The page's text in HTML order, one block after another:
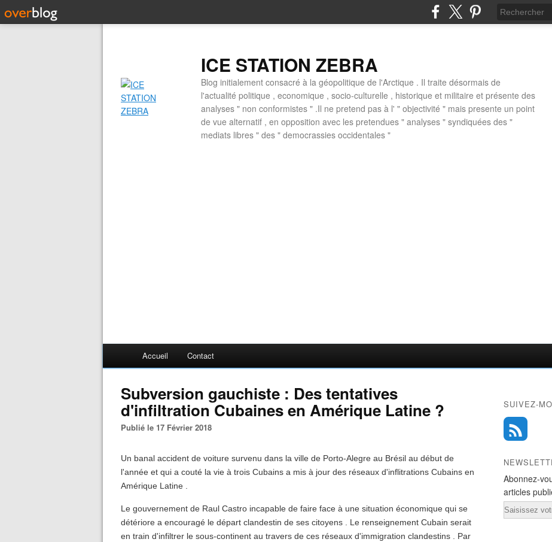
ICE STATION ZEBRA
Blog initialement consacré à la géopolitique de l'Arctique . Il traite désormais de
l'actualité politique , economique , socio-culturelle , historique et militaire et présente des
analyses " non conformistes " .Il ne pretend pas à l' " objectivité " mais presente un point
de vue alternatif , en opposition avec les pretendues " analyses " syndiquées des "
mediats libres " des " democrassies occidentales "
Accueil Contact
Subversion gauchiste : Des tentatives
d'infiltration Cubaines en Amérique Latine ?
Publié le 17 Février 2018
Un banal accident de voiture survenu dans la ville de Porto-Alegre au Brésil au début de
l'année et qui a couté la vie à trois Cubains a mis à jour des réseaux d'inflitrations Cubains en
Amérique Latine .
Le gouvernement de Raul Castro incapable de faire face à une situation économique qui se
détériore a encouragé le départ clandestin de ses citoyens . Le renseignement Cubain serait
en train d'infiltrer le sous-continent au travers de ces réseaux d'immigration clandestins . Par
SUIVEZ-
Abonnez-
articles
Email